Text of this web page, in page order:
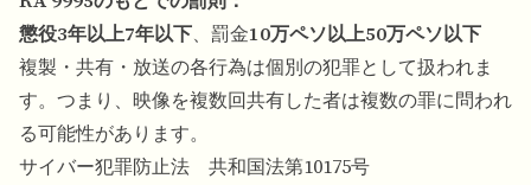
懲役3年以上7年以下、罰金10万ペソ以上50万ペソ以下
複製・共有・放送の各行為は個別の犯罪として扱われま
す。つまり、映像を複数回共有した者は複数の罪に問われ
る可能性があります。
サイバー犯罪防止法 共和国法第10175号